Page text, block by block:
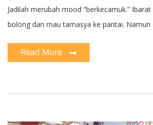
Jadilah merubah mood “berkecamuk.”
bolong dan mau tamasya ke pantai. Namun
Read More